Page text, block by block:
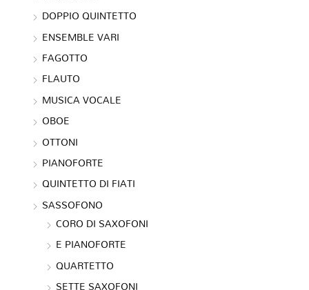
DOPPIO QUINTETTO
ENSEMBLE VARI
FAGOTTO
FLAUTO
MUSICA VOCALE
OBOE
OTTONI
PIANOFORTE
QUINTETTO DI FIATI
SASSOFONO
CORO DI SAXOFONI
E PIANOFORTE
QUARTETTO
SETTE SAXOFONI